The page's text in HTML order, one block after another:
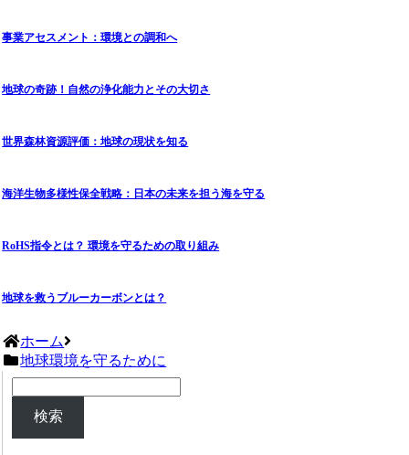
事業アセスメント：環境との調和へ
地球の奇跡！自然の浄化能力とその大切さ
世界森林資源評価：地球の現状を知る
海洋生物多様性保全戦略：日本の未来を担う海を守る
RoHS指令とは？ 環境を守るための取り組み
地球を救うブルーカーボンとは？
ホーム
地球環境を守るために
検索